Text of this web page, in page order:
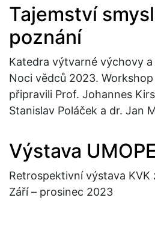
Tajemství
poznání
Katedra výtvarné výchovy
Noci vědců 2023.
připravili Prof. Johannes
Stanislav Poláček a dr. Jan
Výstava
Retrospektivní výstava KVK
Září –⁠ prosinec 2023